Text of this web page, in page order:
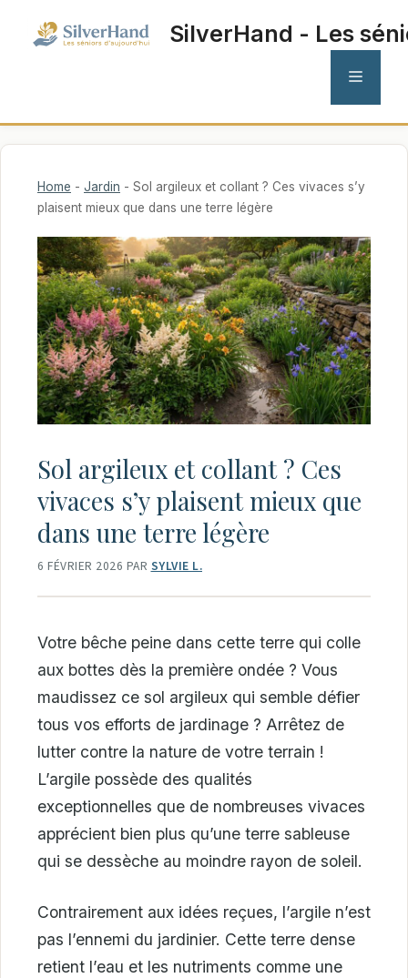
SilverHand - Les
MENU
Home - Jardin - Sol argileux et collant ? Ces vivaces s’y
plaisent mieux que dans une terre légère
Sol argileux et collant ? Ces
vivaces s’y plaisent mieux que
dans une terre légère
6 FÉVRIER 2026 PAR SYLVIE L.
Votre bêche peine dans cette terre qui colle
aux bottes dès la première ondée ? Vous
maudissez ce sol argileux qui semble défier
tous vos efforts de jardinage ? Arrêtez de
lutter contre la nature de votre terrain !
L’argile possède des qualités
exceptionnelles que de nombreuses vivaces
apprécient bien plus qu’une terre sableuse
qui se dessèche au moindre rayon de soleil.
Contrairement aux idées reçues, l’argile n’est
pas l’ennemi du jardinier. Cette terre dense
retient l’eau et les nutriments comme une